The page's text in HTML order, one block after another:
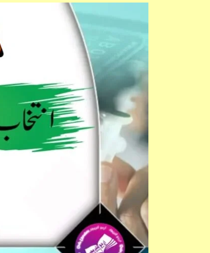
میر
کی
ابتدائی
بیس
غزلیں